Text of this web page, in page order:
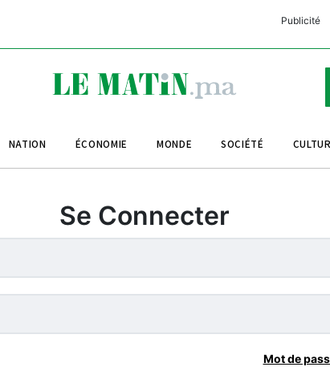
Publicité
NATION ÉCONOMIE MONDE SOCIÉTÉ
Se Connecter
Mot de